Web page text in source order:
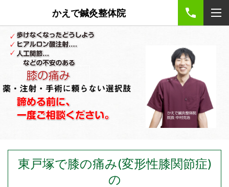
かえで鍼灸整体院
東戸塚で膝の痛み(変形性膝関節症)
の